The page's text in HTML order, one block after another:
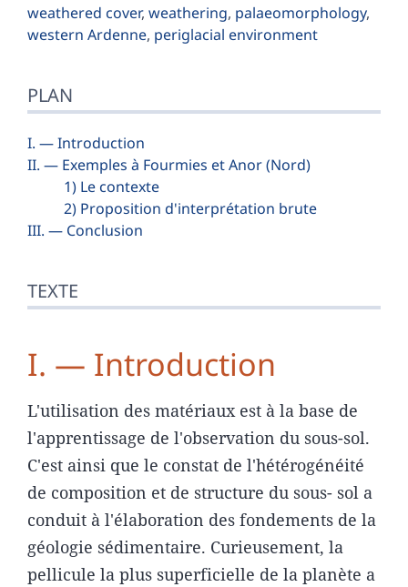
weathered cover, weathering, palaeomorphology,
western Ardenne, periglacial environment
PLAN
I. — Introduction
II. — Exemples à Fourmies et Anor (Nord)
1) Le contexte
2) Proposition d'interprétation brute
III. — Conclusion
TEXTE
I. — Introduction
L'utilisation des matériaux est à la base de
l'apprentissage de l'observation du sous-sol.
C'est ainsi que le constat de l'hétérogénéité
de composition et de structure du sous- sol a
conduit à l'élaboration des fondements de la
géologie sédimentaire. Curieusement, la
pellicule la plus superficielle de la planète a